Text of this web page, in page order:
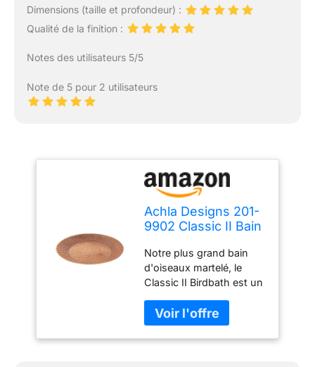
Dimensions (taille et profondeur) :
Qualité de la finition :
Notes des utilisateurs 5/5
Note de 5 pour 2 utilisateurs
Achla Designs 201-
9902 Classic II Bain
Finition cuivre
Notre plus grand bain
d'oiseaux martelé, le
Classic II Birdbath est un
avec un large bord
perché et un fond plat
texturé Généreusement